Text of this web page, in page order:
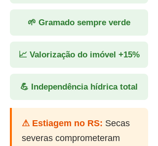
🌱 Gramado sempre verde
📈 Valorização do imóvel +15%
💪 Independência hídrica total
⚠ Estiagem no RS: Secas
severas comprometeram